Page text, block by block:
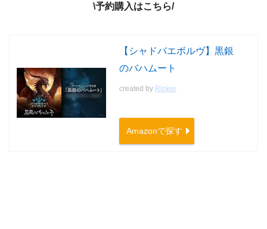
\予約購入はこちら/
【シャドバエボルヴ】黒銀
のバハムート
created by Rinker
Amazonで探す